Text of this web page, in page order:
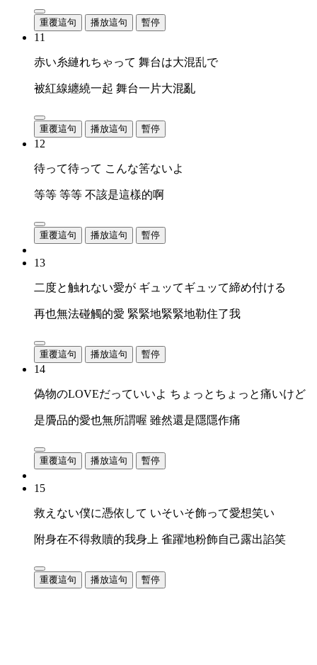
重覆這句 播放這句 暫停
11
赤い糸縺れちゃって 舞台は大混乱で
被紅線纏繞一起 舞台一片大混亂
重覆這句 播放這句 暫停
12
待って待って こんな筈ないよ
等等 等等 不該是這樣的啊
重覆這句 播放這句 暫停
13
二度と触れない愛が ギュッてギュッて締め付ける
再也無法碰觸的愛 緊緊地緊緊地勒住了我
重覆這句 播放這句 暫停
14
偽物のLOVEだっていいよ ちょっとちょっと痛いけど
是贗品的愛也無所謂喔 雖然還是隱隱作痛
重覆這句 播放這句 暫停
15
救えない僕に憑依して いそいそ飾って愛想笑い
附身在不得救贖的我身上 雀躍地粉飾自己露出諂笑
重覆這句 播放這句 暫停